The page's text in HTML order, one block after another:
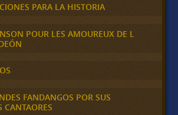
PARA LA HISTORIA
POUR LES AMOUREUX DE L
FANDANGOS POR SUS
CANTAORES